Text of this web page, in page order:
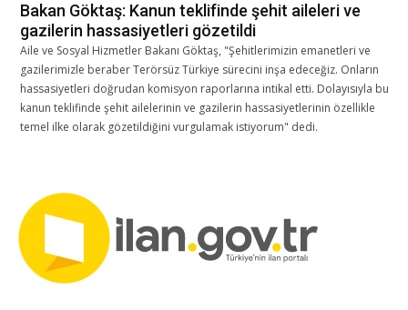
Bakan Göktaş: Kanun teklifinde şehit aileleri ve
gazilerin hassasiyetleri gözetildi
Aile ve Sosyal Hizmetler Bakanı Göktaş, "Şehitlerimizin emanetleri ve
gazilerimizle beraber Terörsüz Türkiye sürecini inşa edeceğiz. Onların
hassasiyetleri doğrudan komisyon raporlarına intikal etti. Dolayısıyla bu
kanun teklifinde şehit ailelerinin ve gazilerin hassasiyetlerinin özellikle
temel ilke olarak gözetildiğini vurgulamak istiyorum" dedi.